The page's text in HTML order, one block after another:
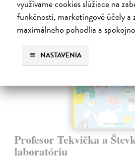
využívame cookies slúžiace na
funkčnosti, marketingové účely a
maximálneho pohodlia a
NASTAVENIA
Profesor Tekvička a
laboratóriu